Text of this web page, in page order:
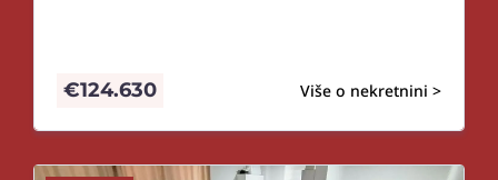
Više o nekretnini >
€124.630